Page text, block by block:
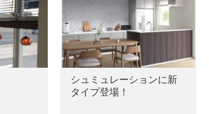
シュミュレーションに新
タイプ登場！